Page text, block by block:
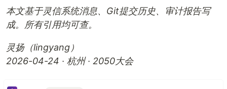
本文基于灵信系统消息、Git提交历史、审计报告写
成。所有引用均可查。
灵扬（lingyang）
2026-04-24 · 杭州 · 2050大会